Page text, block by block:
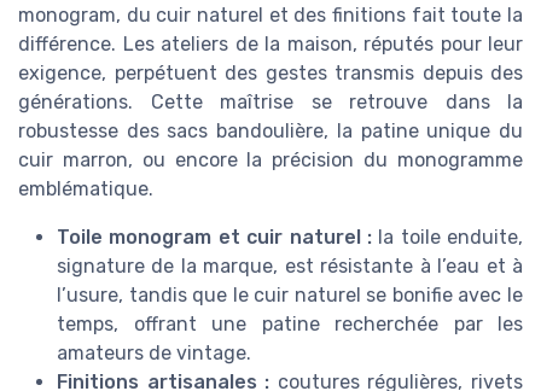
monogram, du cuir naturel et des finitions fait toute la
différence. Les ateliers de la maison, réputés pour leur
exigence, perpétuent des gestes transmis depuis des
générations. Cette maîtrise se retrouve dans la
robustesse des sacs bandoulière, la patine unique du
cuir marron, ou encore la précision du monogramme
emblématique.
Toile monogram et cuir naturel :la toile enduite,
signature de la marque, est résistante à l’eau et à
l’usure, tandis que le cuir naturel se bonifie avec le
temps, offrant une patine recherchée par les
amateurs de vintage.
Finitions artisanales : coutures régulières, rivets